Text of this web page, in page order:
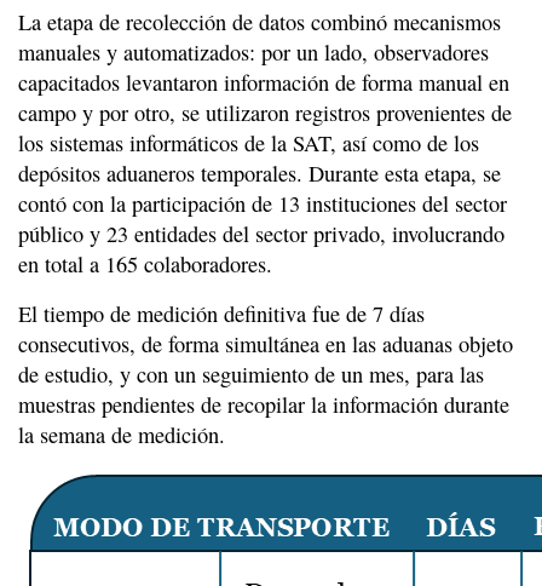
La etapa de recolección de datos combinó mecanismos
manuales y automatizados: por un lado, observadores
capacitados levantaron información de forma manual en
campo y por otro, se utilizaron registros provenientes de
los sistemas informáticos de la SAT, así como de los
depósitos aduaneros temporales. Durante esta etapa, se
contó con la participación de 13 instituciones del sector
público y 23 entidades del sector privado, involucrando
en total a 165 colaboradores.
El tiempo de medición definitiva fue de 7 días
consecutivos, de forma simultánea en las aduanas objeto
de estudio, y con un seguimiento de un mes, para las
muestras pendientes de recopilar la información durante
la semana de medición.